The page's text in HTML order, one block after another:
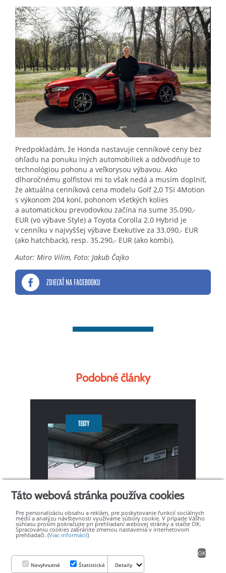
Predpokladám, že Honda nastavuje cenníkové ceny bez
ohľadu na ponuku iných automobiliek a odôvodňuje to
technológiou pohonu a veľkorysou výbavou. Ako
dlhoročnému golfistovi mi to však nedá a musím doplniť,
že aktuálna cenníková cena modelu Golf 2,0 TSI 4Motion
s výkonom 204 koní, pohonom všetkých kolies
a automatickou prevodovkou začína na sume 35.090,-
EUR (vo výbave Style) a Toyota Corolla 2.0 Hybrid je
v cenníku v najvyššej výbave Exekutive za 33.090,- EUR
(ako hatchback), resp. 35.290,- EUR (ako kombi).
Autor: Miro Vilím, Foto: Jakub Čajko
ZDIEĽAŤ NA FACEBOOKU
Podobné články
TESTY
Táto webová stránka používa cookies
Pre personalizáciu obsahu a reklám, pre poskytovanie funkcií sociálnych
médií a analýzu návštevnosti využívame súbory cookie. V prípade Vášho
súhlasu prosím pokračujte pri prehliadaní webovej stránky a stačte OK.
Spracovaniu cookies zabránite zmenou nastavenia v internetovom
prehliadači. (Viac informácií)
OK
Nevyhnutné Štatistické Detaily